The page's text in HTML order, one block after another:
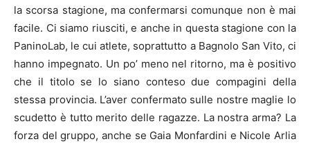
la scorsa stagione, ma confermarsi comunque non è mai
facile. Ci siamo riusciti, e anche in questa stagione con la
PaninoLab, le cui atlete, soprattutto a Bagnolo San Vito, ci
hanno impegnato. Un po’ meno nel ritorno, ma è positivo
che il titolo se lo siano conteso due compagini della
stessa provincia. L’aver confermato sulle nostre maglie lo
scudetto è tutto merito delle ragazze. La nostra arma? La
forza del gruppo, anche se Gaia Monfardini e Nicole Arlia